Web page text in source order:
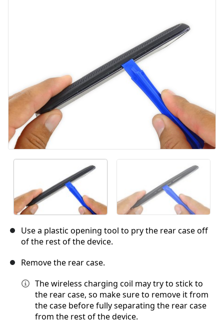
Publicar comentario
Use a plastic opening tool to pry the rear case off
of the rest of the device.
Remove the rear case.
The wireless charging coil may try to stick to
the rear case, so make sure to remove it from
the case before fully separating the rear case
from the rest of the device.